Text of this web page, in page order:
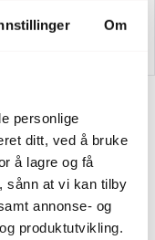
Om
personlige
ditt, ved å bruke
å lagre og få
sånn at vi kan tilby
annonse- og
produktutvikling.